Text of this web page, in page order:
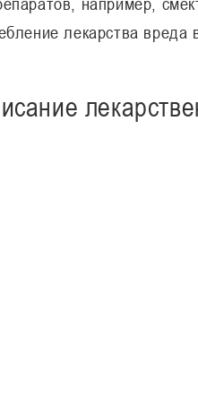
лекарства